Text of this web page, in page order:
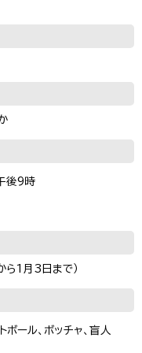
後9時
ら1月3日まで）
ール、ボッチャ、盲人